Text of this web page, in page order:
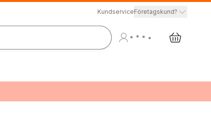
KundserviceFöretagskund?